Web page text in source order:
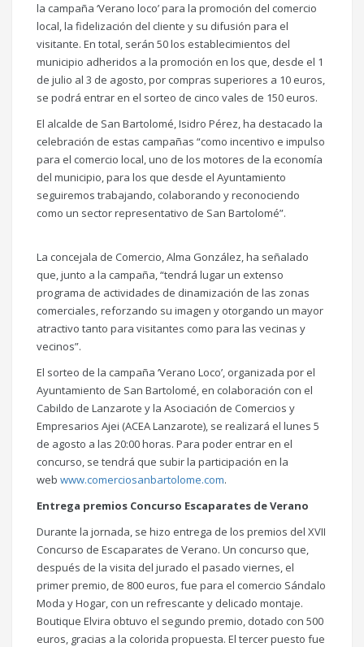
la campaña ‘Verano loco’ para la promoción del comercio
local, la fidelización del cliente y su difusión para el
visitante. En total, serán 50 los establecimientos del
municipio adheridos a la promoción en los que, desde el 1
de julio al 3 de agosto, por compras superiores a 10 euros,
se podrá entrar en el sorteo de cinco vales de 150 euros.
El alcalde de San Bartolomé, Isidro Pérez, ha destacado la
celebración de estas campañas “como incentivo e impulso
para el comercio local, uno de los motores de la economía
del municipio, para los que desde el Ayuntamiento
seguiremos trabajando, colaborando y reconociendo
como un sector representativo de San Bartolomé”.
La concejala de Comercio, Alma González, ha señalado
que, junto a la campaña, “tendrá lugar un extenso
programa de actividades de dinamización de las zonas
comerciales, reforzando su imagen y otorgando un mayor
atractivo tanto para visitantes como para las vecinas y
vecinos”.
El sorteo de la campaña ‘Verano Loco’, organizada por el
Ayuntamiento de San Bartolomé, en colaboración con el
Cabildo de Lanzarote y la Asociación de Comercios y
Empresarios Ajei (ACEA Lanzarote), se realizará el lunes 5
de agosto a las 20:00 horas. Para poder entrar en el
concurso, se tendrá que subir la participación en la
web www.comerciosanbartolome.com.
Entrega premios Concurso Escaparates de Verano
Durante la jornada, se hizo entrega de los premios del XVII
Concurso de Escaparates de Verano. Un concurso que,
después de la visita del jurado el pasado viernes, el
primer premio, de 800 euros, fue para el comercio Sándalo
Moda y Hogar, con un refrescante y delicado montaje.
Boutique Elvira obtuvo el segundo premio, dotado con 500
euros, gracias a la colorida propuesta. El tercer puesto fue